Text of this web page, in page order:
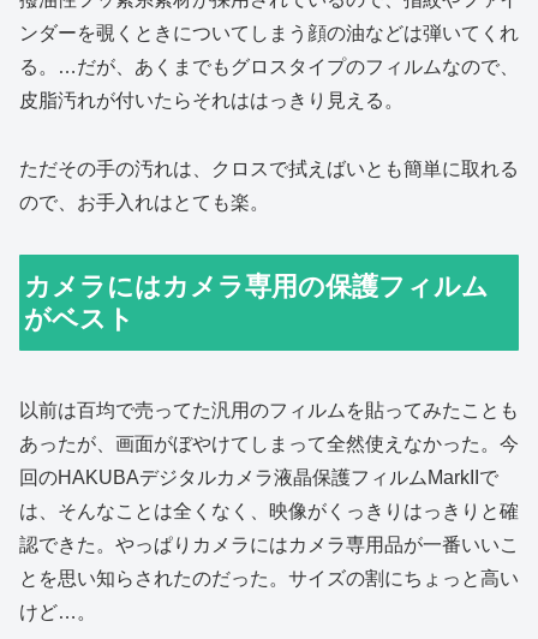
ンダーを覗くときについてしまう顔の油などは弾いてくれ
る。…だが、あくまでもグロスタイプのフィルムなので、
皮脂汚れが付いたらそれははっきり見える。
ただその手の汚れは、クロスで拭えばいとも簡単に取れる
ので、お手入れはとても楽。
カメラにはカメラ専用の保護フィルム
がベスト
以前は百均で売ってた汎用のフィルムを貼ってみたことも
あったが、画面がぼやけてしまって全然使えなかった。今
回のHAKUBAデジタルカメラ液晶保護フィルムMarkIIで
は、そんなことは全くなく、映像がくっきりはっきりと確
認できた。やっぱりカメラにはカメラ専用品が一番いいこ
とを思い知らされたのだった。サイズの割にちょっと高い
けど…。